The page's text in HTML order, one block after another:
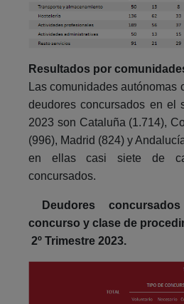
Resultados por
Las comunidades autónomas
deudores concursados en el
2023 son Cataluña (1.714),
(996), Madrid (824) y
en ellas casi siete de
concursados.
Deudores
concurso y clase de
2º Trimestre 2023.